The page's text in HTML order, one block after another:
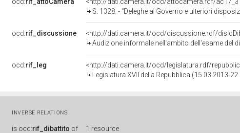
S. 1328. - "Deleghe al Governo e ulteriori disposizioni in
ocd:rif_discussione
<http://dati.camera.it/ocd/discussione.rdf/
Audizione informale nell'ambito dell'esame del
ocd:rif_leg
<http://dati.camera.it/ocd/legislatura.rdf/
Legislatura XVII della Repubblica (15.03.2013-
INVERSE RELATIONS
is ocd:rif_dibattito of 1 resource